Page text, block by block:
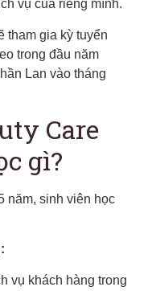
vụ của riêng mình.
tham gia kỳ tuyển
trong đầu năm
Lan vào tháng
Care
gì?
năm, sinh viên học
vụ khách hàng trong